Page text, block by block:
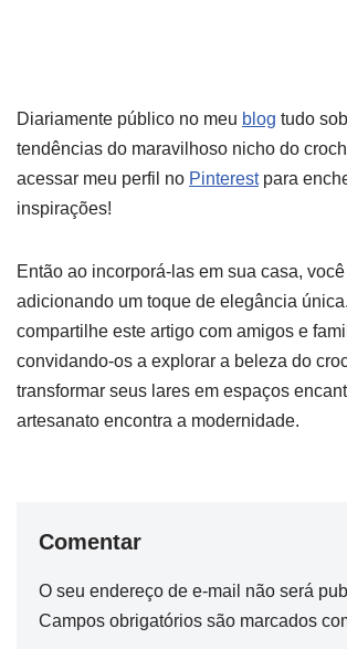
Diariamente público no meu blog tudo
tendências do maravilhoso nicho do
acessar meu perfil no Pinterestpara
inspirações!
Então ao incorporá-las em sua casa,
adicionando um toque de elegância
compartilhe este artigo com amigos e
convidando-os a explorar a beleza do
transformar seus lares em espaços
artesanato encontra a modernidade.
Comentar
O seu endereço de e-mail não será
Campos obrigatórios são marcados